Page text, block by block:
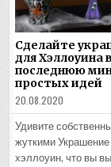
Сделайте
для Хэллоуина в
последнюю
простых идей
20.08.2020
Удивите
жуткими Украшение
хэллоуин, что вы